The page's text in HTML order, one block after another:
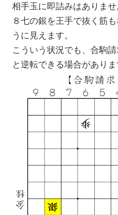
相手玉に即詰みはありませ
８七の銀を王手で抜く筋
うに見えます。
こういう状況でも、合駒
と逆転できる場合がありま